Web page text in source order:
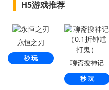
H5游戏推荐
永恒之刃
秒 玩
聊斋搜神记
（0.1折钟馗打
鬼）
秒 玩